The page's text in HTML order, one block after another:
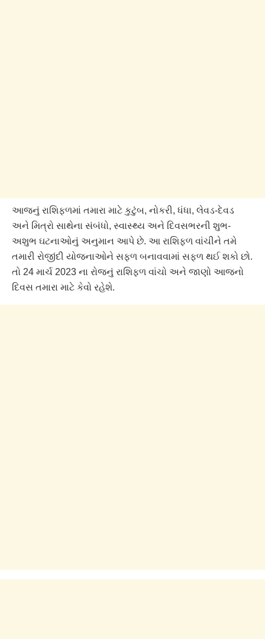
આજનું રાશિફળમાં તમારા માટે કુટુંબ, નોકરી, ધંધા, લેવડ-દેવડ
અને મિત્રો સાથેના સંબંધો, સ્વાસ્થ્ય અને દિવસભરની શુભ-
અશુભ ઘટનાઓનું અનુમાન આપે છે. આ રાશિફળ વાંચીને તમે
તમારી રોજીંદી યોજનાઓને સફળ બનાવવામાં સફળ થઈ શકો છો.
તો 24 માર્ચ 2023 ના રોજનું રાશિફળ વાંચો અને જાણો આજનો
દિવસ તમારા માટે કેવો રહેશે.